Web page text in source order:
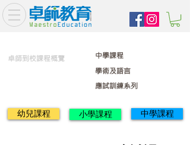
卓師到校課程概覽
學術及語言
應試訓練系列
中學課程
幼兒課程 小學課程 中學課程